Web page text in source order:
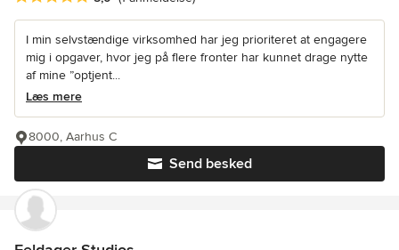
I min selvstændige virksomhed har jeg prioriteret at engagere
mig i opgaver, hvor jeg på flere fronter har kunnet drage nytte
af mine ”optjent...
Læs mere
Send besked
8000, Aarhus C